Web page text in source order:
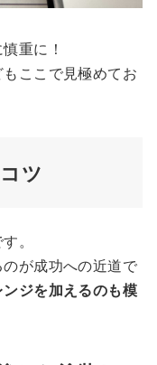
重に！
もここで見極めてお
ツ
。
が成功への近道で
ジを加えるのも模